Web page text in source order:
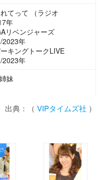
てって （ラジオ
年
リベンジャーズ
/2023年
キングトークLIVE
/2023年
妹
出典：（ VIPタイムズ社 ）